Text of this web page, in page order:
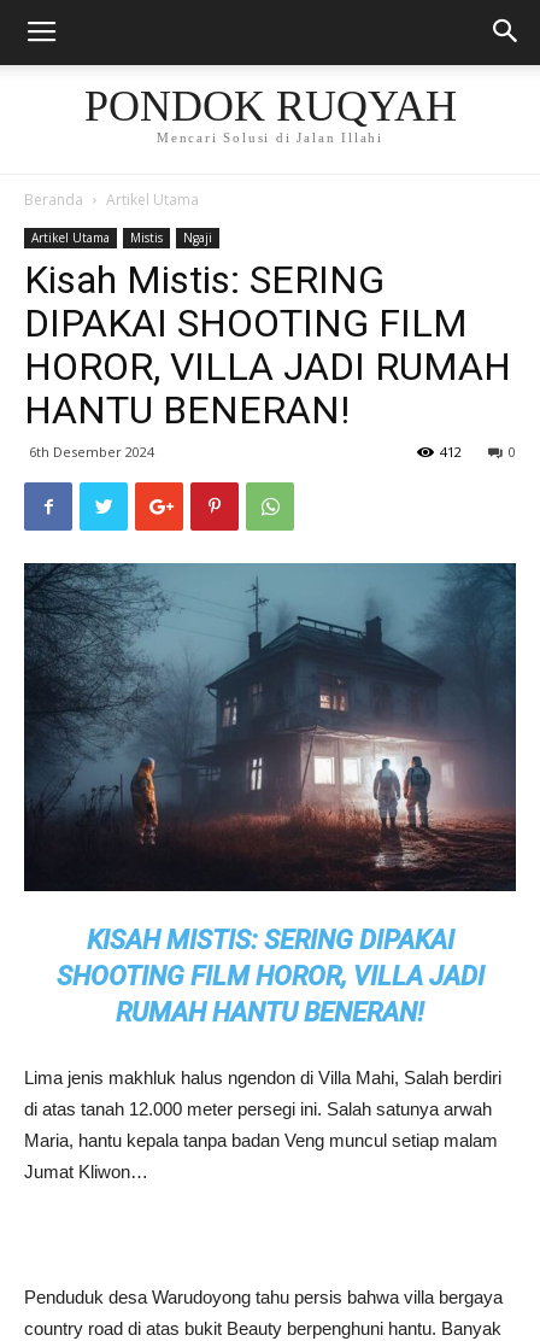
PONDOK RUQYAH
Mencari Solusi di Jalan Illahi
Beranda Artikel Utama
Artikel Utama Mistis Ngaji
Kisah Mistis: SERING
DIPAKAI SHOOTING FILM
HOROR, VILLA JADI RUMAH
HANTU BENERAN!
6th Desember 2024 0
412
KISAH MISTIS: SERING DIPAKAI
SHOOTING FILM HOROR, VILLA JADI
RUMAH HANTU BENERAN!
Lima jenis makhluk halus ngendon di Villa Mahi, Salah berdiri
di atas tanah 12.000 meter persegi ini. Salah satunya arwah
Maria, hantu kepala tanpa badan Veng muncul setiap malam
Jumat Kliwon…
Penduduk desa Warudoyong tahu persis bahwa villa bergaya
country road di atas bukit Beauty berpenghuni hantu. Banyak